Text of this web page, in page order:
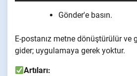
Gönder'e basın.
E-postanız metne dönüştürülür ve
gider; uygulamaya gerek yoktur.
Artıları: